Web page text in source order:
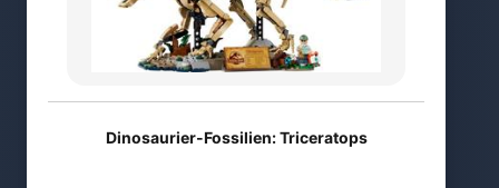
Dinosaurier-Fossilien: Triceratops